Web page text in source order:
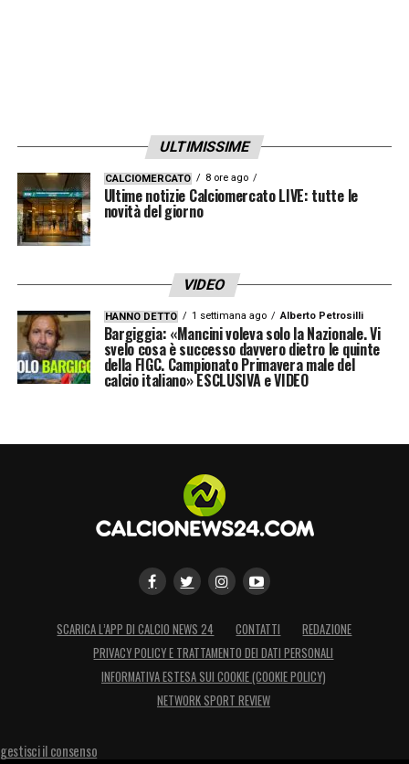
ULTIMISSIME
CALCIOMERCATO 8 ore ago
Ultime notizie Calciomercato LIVE: tutte le
novità del giorno
VIDEO
HANNO DETTO 1 settimana ago Alberto Petrosilli
Bargiggia: «Mancini voleva solo la Nazionale. Vi
svelo cosa è successo davvero dietro le quinte
della FIGC. Campionato Primavera male del
calcio italiano» ESCLUSIVA e VIDEO
SCARICA L’APP DI CALCIO NEWS 24 CONTATTI
REDAZIONE
PRIVACY POLICY E TRATTAMENTO DEI DATI PERSONALI
INFORMATIVA ESTESA SUI COOKIE (COOKIE POLICY)
NETWORK SPORT REVIEW
gestisci il consenso